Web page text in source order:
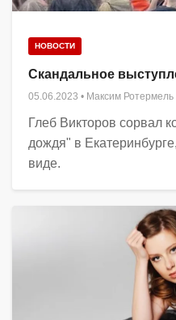
НОВОСТИ
Скандальное
05.06.2023 • Максим Ротермель
Глеб Викторов сорвал
дождя" в
виде.